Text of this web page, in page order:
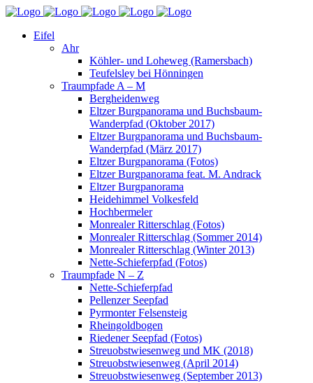
Eifel
Ahr
Köhler- und Loheweg (Ramersbach)
Teufelsley bei Hönningen
Traumpfade A – M
Bergheidenweg
Eltzer Burgpanorama und Buchsbaum-
Wanderpfad (Oktober 2017)
Eltzer Burgpanorama und Buchsbaum-
Wanderpfad (März 2017)
Eltzer Burgpanorama (Fotos)
Eltzer Burgpanorama feat. M. Andrack
Eltzer Burgpanorama
Heidehimmel Volkesfeld
Hochbermeler
Monrealer Ritterschlag (Fotos)
Monrealer Ritterschlag (Sommer 2014)
Monrealer Ritterschlag (Winter 2013)
Nette-Schieferpfad (Fotos)
Traumpfade N – Z
Nette-Schieferpfad
Pellenzer Seepfad
Pyrmonter Felsensteig
Rheingoldbogen
Riedener Seepfad (Fotos)
Streuobstwiesenweg und MK (2018)
Streuobstwiesenweg (April 2014)
Streuobstwiesenweg (September 2013)